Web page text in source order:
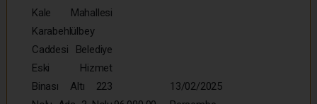
Kale Mahallesi
Karabehlülbey
Caddesi Belediye
Eski Hizmet
Binası Altı 223
13/02/2025